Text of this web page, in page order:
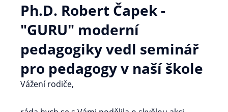
Ph.D. Robert Čapek -
"GURU" moderní
pedagogiky vedl seminář
pro pedagogy v naší škole
Vážení rodiče,